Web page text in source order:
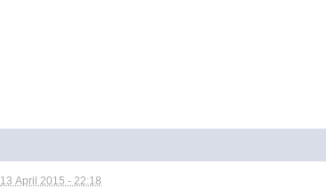
13 April 2015 - 22:18